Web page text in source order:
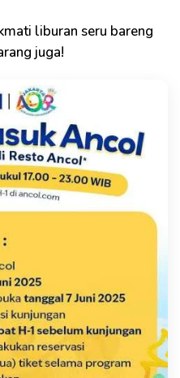
liburan seru bareng
juga!